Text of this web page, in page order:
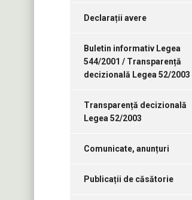
Declarații avere
Buletin informativ Legea
544/2001 / Transparență
decizională Legea 52/2003
Transparență decizională
Legea 52/2003
Comunicate, anunțuri
Publicații de căsătorie